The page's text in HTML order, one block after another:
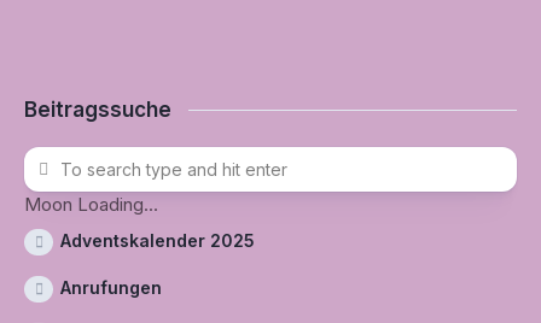
Beitragssuche
Moon Loading...
Adventskalender 2025
Anrufungen